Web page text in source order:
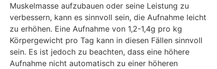
Muskelmasse aufzubauen oder seine Leistung zu
verbessern, kann es sinnvoll sein, die Aufnahme leicht
zu erhöhen. Eine Aufnahme von 1,2-1,4g pro kg
Körpergewicht pro Tag kann in diesen Fällen sinnvoll
sein. Es ist jedoch zu beachten, dass eine höhere
Aufnahme nicht automatisch zu einer höheren